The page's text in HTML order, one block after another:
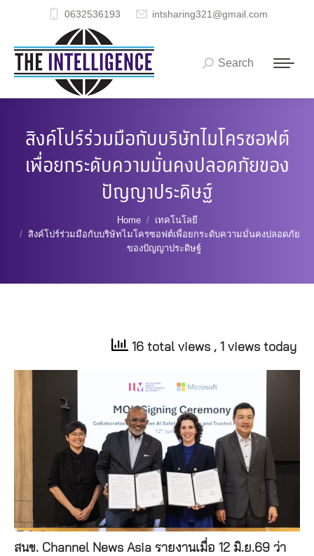
0632536193 intsharing321@gmail.com
Search:
Search
สิงค์โปร์ร่วมมือกับบริษัทไมโครซอฟต์
เพื่อยกระดับความมั่นคงปลอดภัยของ
ปัญญาประดิษฐ์
Home
เทคโนโลยี
สิงค์โปร์ร่วมมือกับบริษัทไมโครซอฟต์เพื่อยกระดับความมั่นคงปลอดภัย
ของปัญญาประดิษฐ์
16 total views , 1 views today
สนข. Channel News Asia รายงานเมื่อ 12 มิ.ย.69 ว่า